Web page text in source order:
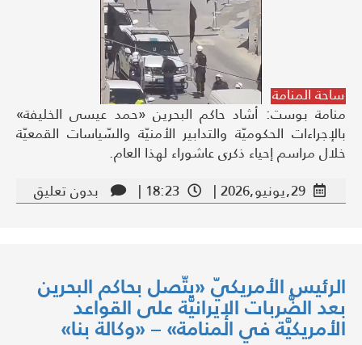
ساحة المنامة
منامة بوست: أشاد حاكم البحرين «حمد عيسى الخليفة»
بالإجراءات الحكوميّة والتدابير الأمنيّة والسّياسات القمعيّة
خلال مراسم إحياء ذكرى عاشوراء لهذا العام.
29,يونيو,2026 |
18:23 | بدون تعليق
الرئيس الأمريكيّ «يتّصل بحاكم البحرين
بعد الضَّربات الإيرانيَّة على القواعد
الأمريكيَّة في المنامة» – «وكالة بنا»